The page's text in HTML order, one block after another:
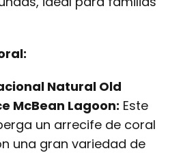
Natural Old
McBean Lagoon: Este
un arrecife de coral
una gran variedad de